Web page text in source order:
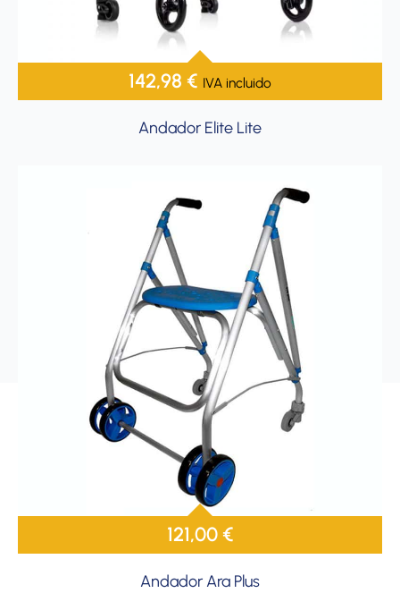
142,98 € IVA incluido
Andador Elite Lite
121,00€
Andador Ara Plus